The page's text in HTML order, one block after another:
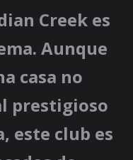
Creek es
Aunque
casa no
prestigioso
este club es